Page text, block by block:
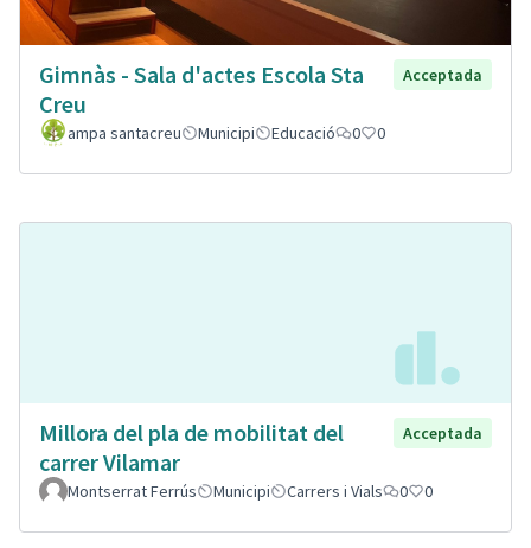
Gimnàs - Sala d'actes Escola Sta
Creu
Acceptada
ampa santacreu Municipi Educació 0 0
Millora del pla de mobilitat del
carrer Vilamar
Acceptada
Montserrat Ferrús Municipi Carrers i Vials 0 0